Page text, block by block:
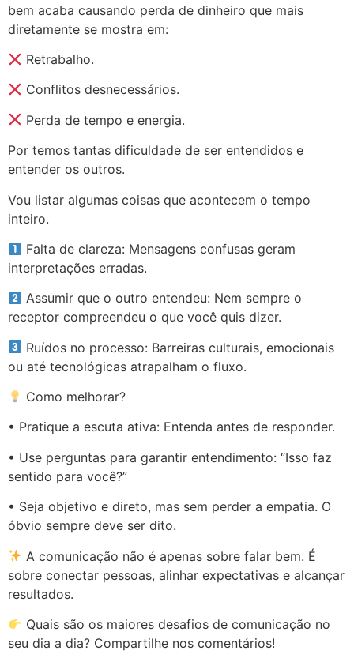
bem acaba causando perda de dinheiro que mais
diretamente se mostra em:
Retrabalho.
Conflitos desnecessários.
Perda de tempo e energia.
Por temos tantas dificuldade de ser entendidos e
entender os outros.
Vou listar algumas coisas que acontecem o tempo
inteiro.
Falta de clareza: Mensagens confusas geram
interpretações erradas.
Assumir que o outro entendeu: Nem sempre o
receptor compreendeu o que você quis dizer.
Ruídos no processo: Barreiras culturais, emocionais
ou até tecnológicas atrapalham o fluxo.
Como melhorar?
• Pratique a escuta ativa: Entenda antes de responder.
• Use perguntas para garantir entendimento: “Isso faz
sentido para você?”
• Seja objetivo e direto, mas sem perder a empatia. O
óbvio sempre deve ser dito.
A comunicação não é apenas sobre falar bem. É
sobre conectar pessoas, alinhar expectativas e alcançar
resultados.
Quais são os maiores desafios de comunicação no
seu dia a dia? Compartilhe nos comentários!